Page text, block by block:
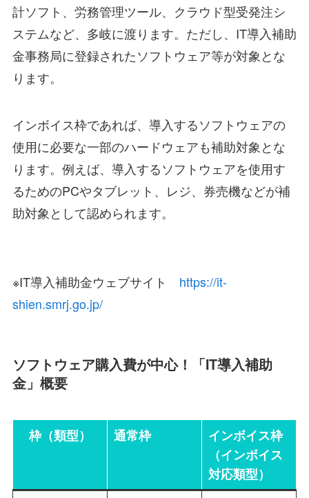
計ソフト、労務管理ツール、クラウド型受発注シ
ステムなど、多岐に渡ります。ただし、IT導入補助
金事務局に登録されたソフトウェア等が対象とな
ります。
インボイス枠であれば、導入するソフトウェアの
使用に必要な一部のハードウェアも補助対象とな
ります。例えば、導入するソフトウェアを使用す
るためのPCやタブレット、レジ、券売機などが補
助対象として認められます。
※IT導入補助金ウェブサイト https://it-
shien.smrj.go.jp/
ソフトウェア購入費が中心！「IT導入補助
金」概要
枠（類型） 通常枠
インボイス枠
（インボイス
対応類型）